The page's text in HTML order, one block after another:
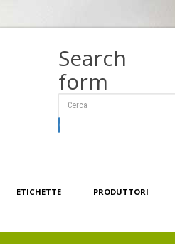
Search
form
Cerca
ETICHETTE PRODUTTORI